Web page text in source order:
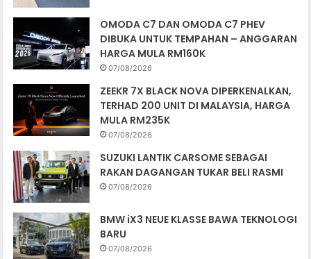
OMODA C7 DAN OMODA C7 PHEV
DIBUKA UNTUK TEMPAHAN – ANGGARAN
HARGA MULA RM160K
07/08/2026
ZEEKR 7X BLACK NOVA DIPERKENALKAN,
TERHAD 200 UNIT DI MALAYSIA, HARGA
MULA RM235K
07/08/2026
SUZUKI LANTIK CARSOME SEBAGAI
RAKAN DAGANGAN TUKAR BELI RASMI
07/08/2026
BMW iX3 NEUE KLASSE BAWA TEKNOLOGI
BARU
07/08/2026